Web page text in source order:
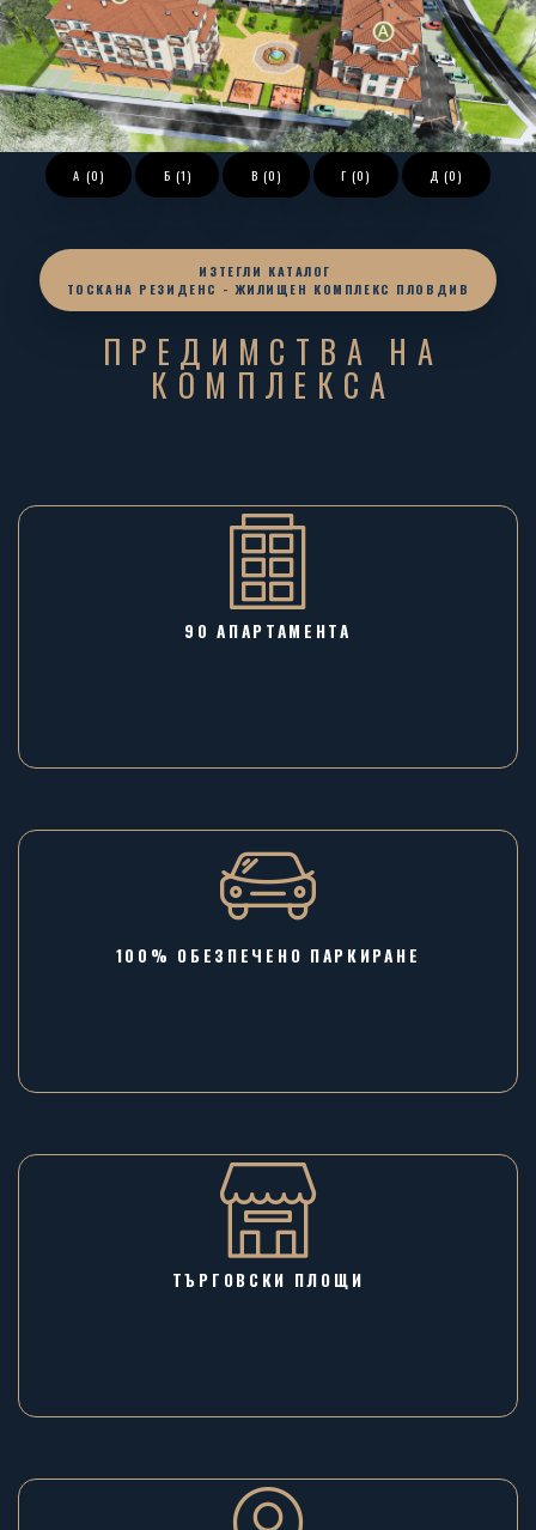
А (0) Б (1) В (0) Г (0) Д (0)
ИЗТЕГЛИ КАТАЛОГ
ТОСКАНА РЕЗИДЕНС - ЖИЛИЩЕН КОМПЛЕКС ПЛОВДИВ
ПРЕДИМСТВА НА
КОМПЛЕКСА
90 АПАРТАМЕНТА
100% ОБЕЗПЕЧЕНО ПАРКИРАНЕ
ТЪРГОВСКИ ПЛОЩИ